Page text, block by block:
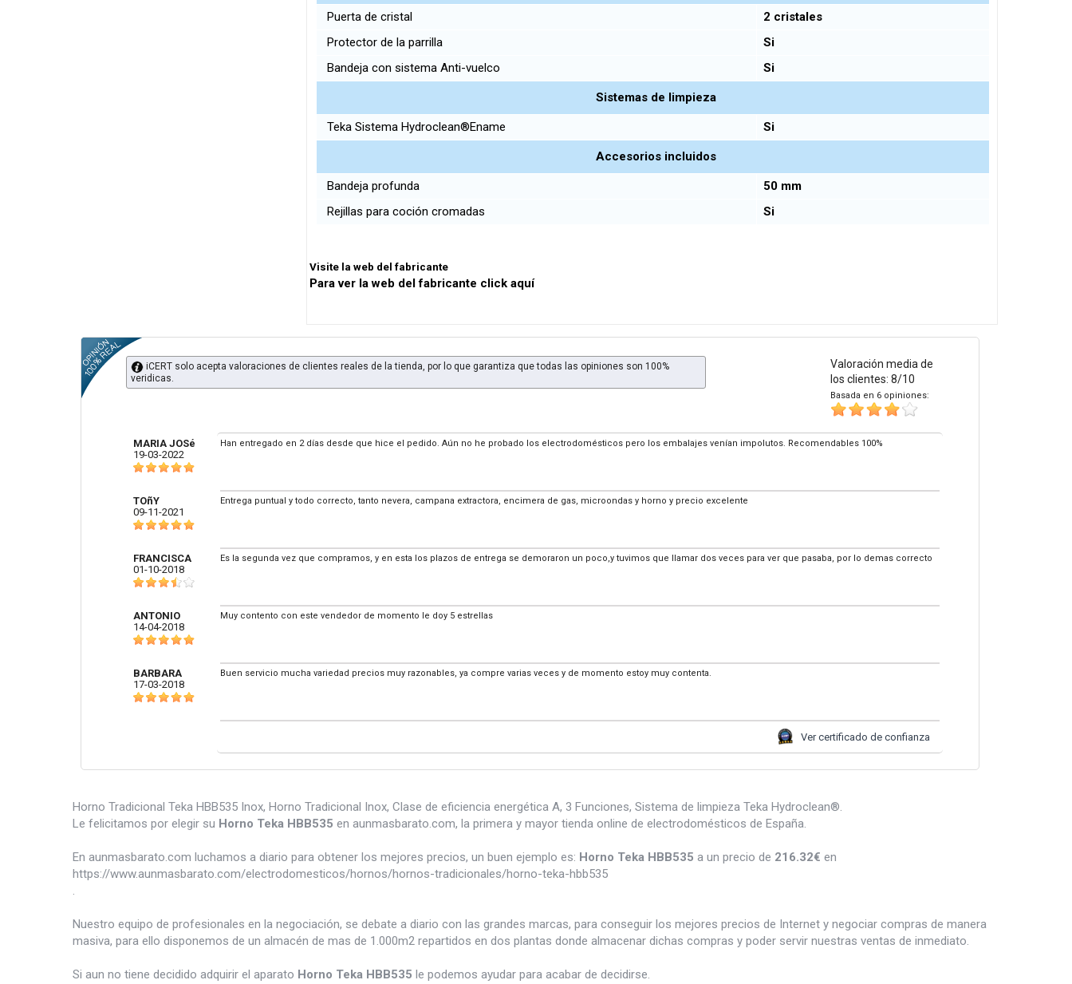
Puerta de cristal
2 cristales
Protector de la parrilla
Si
Bandeja con sistema Anti-vuelco
Si
Sistemas de limpieza
Teka Sistema Hydroclean®Ename Si
Accesorios incluidos
Bandeja profunda
50 mm
Rejillas para coción cromadas
Si
Visite la web del fabricante
Para ver la web del fabricante click aquí
Valoración media de
los clientes: 8/10
Basada en 6 opiniones:
iCERT solo acepta valoraciones de clientes reales de la tienda, por lo que garantiza que todas las opiniones son 100%
veridicas.
MARIA JOSé
19-03-2022
Han entregado en 2 días desde que hice el pedido. Aún no he probado los electrodomésticos pero los embalajes venían impolutos. Recomendables 100%
TOñY
09-11-2021
Entrega puntual y todo correcto, tanto nevera, campana extractora, encimera de gas, microondas y horno y precio excelente
FRANCISCA
01-10-2018
Es la segunda vez que compramos, y en esta los plazos de entrega se demoraron un poco,y tuvimos que llamar dos veces para ver que pasaba, por lo demas correcto
ANTONIO
14-04-2018
Muy contento con este vendedor de momento le doy 5 estrellas
BARBARA
17-03-2018
Buen servicio mucha variedad precios muy razonables, ya compre varias veces y de momento estoy muy contenta.
Ver certificado de confianza
Horno Tradicional Teka HBB535 Inox, Horno Tradicional Inox, Clase de eficiencia energética A, 3 Funciones, Sistema de limpieza Teka Hydroclean®.
Le felicitamos por elegir su Horno Teka HBB535 en aunmasbarato.com, la primera y mayor tienda online de electrodomésticos de España.
En aunmasbarato.com luchamos a diario para obtener los mejores precios, un buen ejemplo es: Horno Teka HBB535 a un precio de 216.32€ en
https://www.aunmasbarato.com/electrodomesticos/hornos/hornos-tradicionales/horno-teka-hbb535
.
Nuestro equipo de profesionales en la negociación, se debate a diario con las grandes marcas, para conseguir los mejores precios de Internet y negociar compras de manera
masiva, para ello disponemos de un almacén de mas de 1.000m2 repartidos en dos plantas donde almacenar dichas compras y poder servir nuestras ventas de inmediato.
Si aun no tiene decidido adquirir el aparato Horno Teka HBB535 le podemos ayudar para acabar de decidirse.